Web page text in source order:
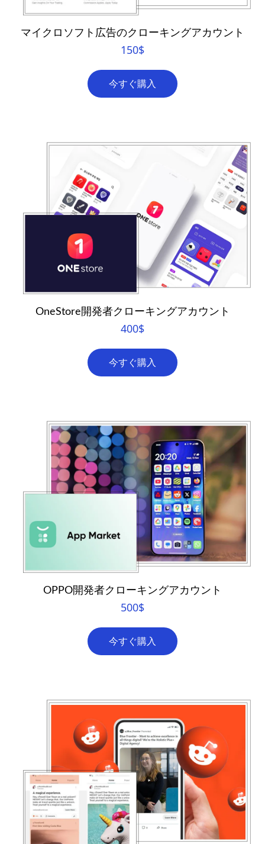
マイクロソフト広告のクローキングアカウント
150$
今すぐ購入
OneStore開発者クローキングアカウント
400$
今すぐ購入
OPPO開発者クローキングアカウント
500$
今すぐ購入